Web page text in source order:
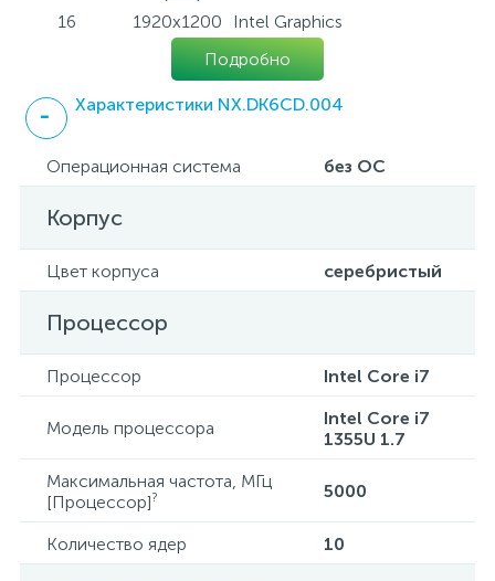
16 1920x1200
Intel Graphics
Подробно
Характеристики NX.DK6CD.004
Операционная система без ОС
Корпус
Цвет корпуса серебристый
Процессор
Процессор Intel Core i7
Модель процессора
Intel Core i7
1355U 1.7
Максимальная частота, МГц
[Процессор]? 5000
Количество ядер 10